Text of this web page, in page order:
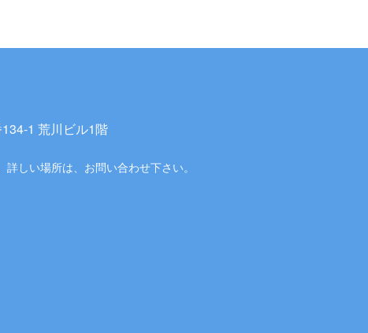
1 荒川ビル1階
詳しい場所は、お問い合わせ下さい。